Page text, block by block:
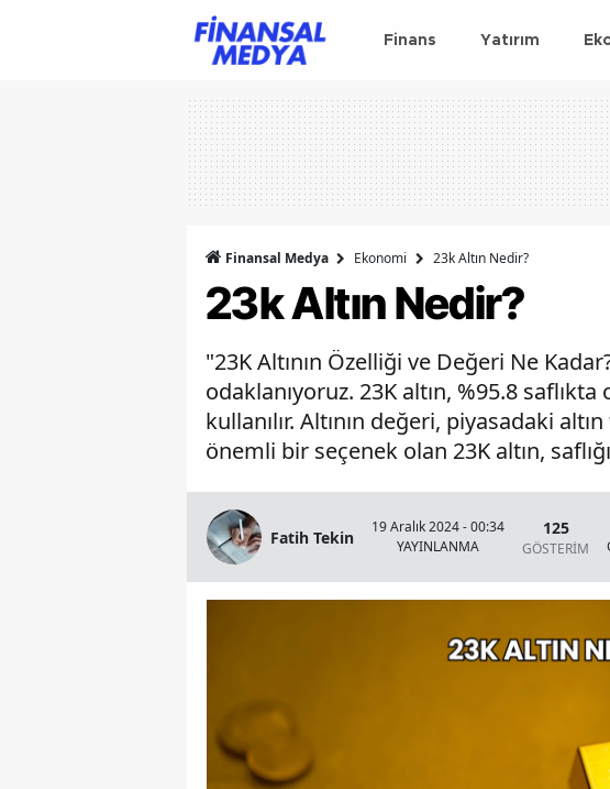
Finans Yatırım
Finansal Medya Ekonomi 23k Altın Nedir?
23k Altın Nedir?
"23K Altının Özelliği ve Değeri Ne
odaklanıyoruz. 23K altın, %95.8
kullanılır. Altının değeri, piyasadaki
önemli bir seçenek olan 23K altın,
Fatih Tekin
19 Aralık 2024 - 00:34
YAYINLANMA
125
GÖSTERİM